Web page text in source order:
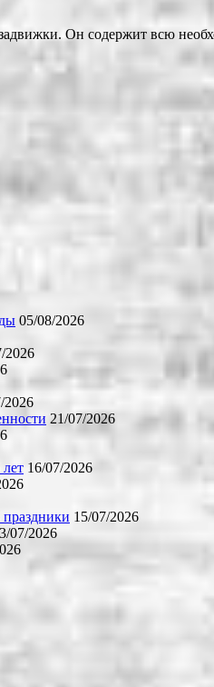
Он содержит всю
05/08/2026
2026
2026
21/07/2026
16/07/2026
15/07/2026
07/2026